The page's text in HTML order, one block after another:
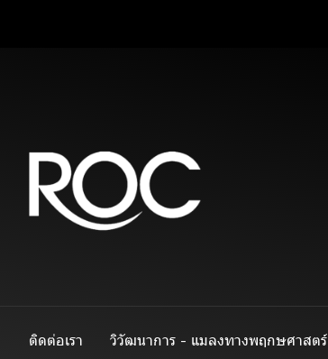
ติดต่อเรา วิวัฒนาการ - แมลงทางพฤกษศาสตร์